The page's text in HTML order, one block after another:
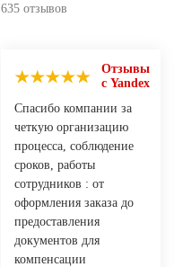
635 отзывов
Отзывы
с Yandex
Спасибо компании за
четкую организацию
процесса, соблюдение
сроков, работы
сотрудников : от
оформления заказа до
предоставления
документов для
компенсации